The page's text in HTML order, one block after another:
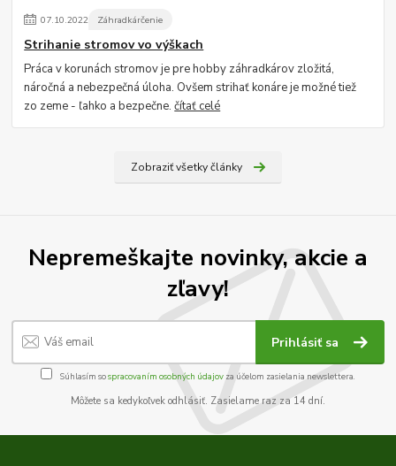
07.10.2022 Záhradkárčenie
Strihanie stromov vo výškach
Práca v korunách stromov je pre hobby záhradkárov zložitá,
náročná a nebezpečná úloha. Ovšem strihať konáre je možné tiež
zo zeme - ľahko a bezpečne.čítať celé
Zobraziť všetky články
Nepremeškajte novinky, akcie a
zľavy!
Prihlásiť sa
Súhlasím sospracovaním osobných údajov za účelom zasielania newslettera.
Môžete sa kedykoľvek odhlásiť. Zasielame raz za 14 dní.